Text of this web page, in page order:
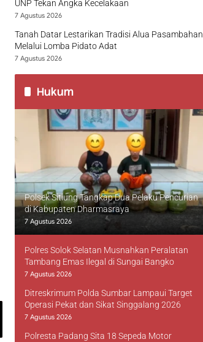
UNP Tekan Angka Kecelakaan
7 Agustus 2026
Tanah Datar Lestarikan Tradisi Alua Pasambahan
Melalui Lomba Pidato Adat
7 Agustus 2026
Hukum
Polsek Sitiung Tangkap Dua Pelaku Pencurian
di Kabupaten Dharmasraya
7 Agustus 2026
Polres Solok Selatan Musnahkan Peralatan
Tambang Emas Ilegal di Sungai Bangko
7 Agustus 2026
Ditreskrimum Polda Sumbar Lampaui Target
Operasi Pekat dan Sikat Singgalang 2026
7 Agustus 2026
Polresta Padang Sita 18 Sepeda Motor